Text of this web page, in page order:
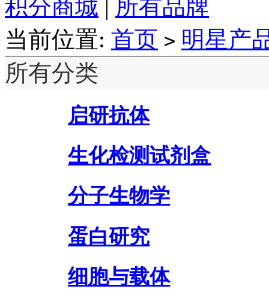
积分商城 | 所有品牌
当前位置: 首页 > 明星产
所有分类
启研抗体
生化检测试剂盒
分子生物学
蛋白研究
细胞与载体